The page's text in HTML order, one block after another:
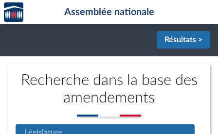
Aller au contenu
Aller en bas de la page
Accèder
à la
page
Assemblée nationale
Résultats >
Recherche dans la base des
amendements